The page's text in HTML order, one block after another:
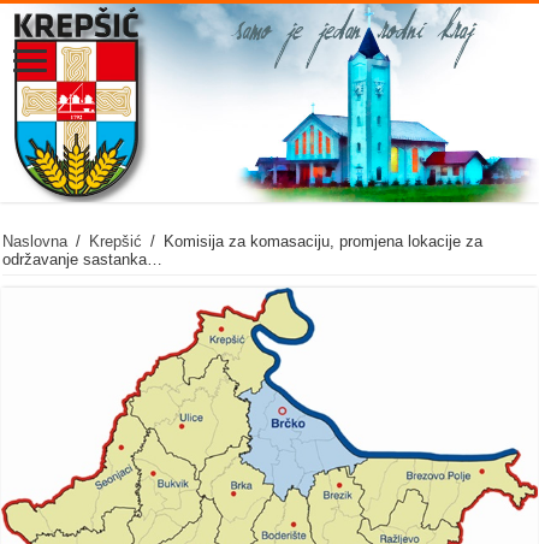
Naslovna / Krepšić / Komisija za komasaciju, promjena lokacije za
održavanje sastanka…